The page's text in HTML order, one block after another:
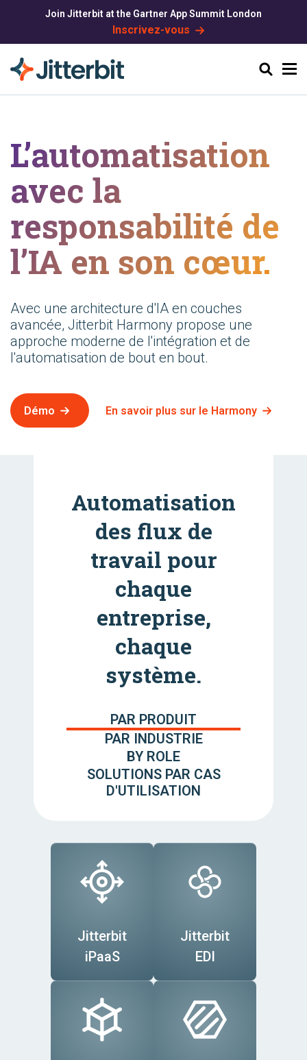
Chercher
Join Jitterbit at the Gartner App Summit London
Inscrivez-vous
L’automatisation
avec la
responsabilité de
l’IA en son cœur.
Avec une architecture d'IA en couches
avancée, Jitterbit Harmony propose une
approche moderne de l'intégration et de
l'automatisation de bout en bout.
Démo En savoir plus sur le Harmony
Automatisation
des flux de
travail pour
chaque
entreprise,
chaque
système.
PAR PRODUIT
PAR INDUSTRIE
BY ROLE
SOLUTIONS PAR CAS
D'UTILISATION
Jitterbit
iPaaS
Jitterbit
EDI